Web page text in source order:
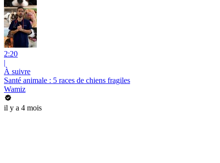
2:20
|
À suivre
Santé animale : 5 races de chiens fragiles
Wamiz
il y a 4 mois